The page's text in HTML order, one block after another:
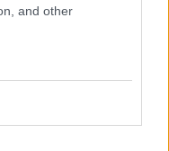
and other